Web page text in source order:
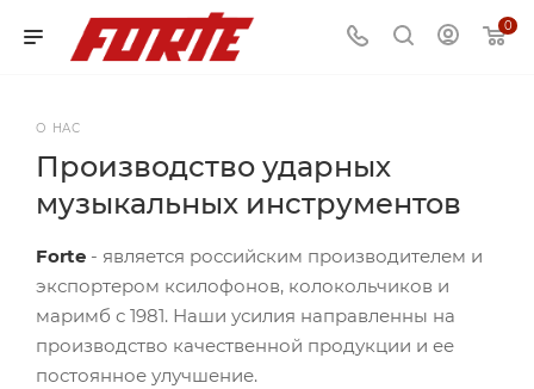
0
О НАС
Производство ударных
музыкальных инструментов
Forte - является российским производителем и
экспортером ксилофонов, колокольчиков и
маримб с 1981. Наши усилия направленны на
производство качественной продукции и ее
постоянное улучшение.